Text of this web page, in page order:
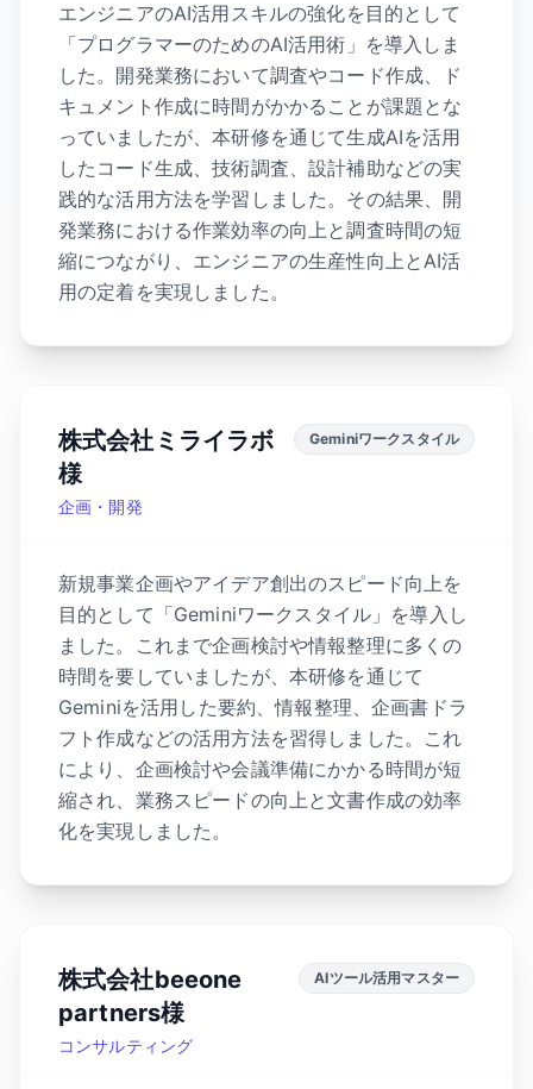
エンジニアのAI活用スキルの強化を目的として
「プログラマーのためのAI活用術」を導入しま
した。開発業務において調査やコード作成、ド
キュメント作成に時間がかかることが課題とな
っていましたが、本研修を通じて生成AIを活用
したコード生成、技術調査、設計補助などの実
践的な活用方法を学習しました。その結果、開
発業務における作業効率の向上と調査時間の短
縮につながり、エンジニアの生産性向上とAI活
用の定着を実現しました。
株式会社ミライラボ
様
企画・開発
Geminiワークスタイル
新規事業企画やアイデア創出のスピード向上を
目的として「Geminiワークスタイル」を導入し
ました。これまで企画検討や情報整理に多くの
時間を要していましたが、本研修を通じて
Geminiを活用した要約、情報整理、企画書ドラ
フト作成などの活用方法を習得しました。これ
により、企画検討や会議準備にかかる時間が短
縮され、業務スピードの向上と文書作成の効率
化を実現しました。
株式会社beeone
partners様
コンサルティング
AIツール活用マスター